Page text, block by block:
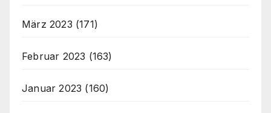
März 2023 (171)
Februar 2023 (163)
Januar 2023 (160)